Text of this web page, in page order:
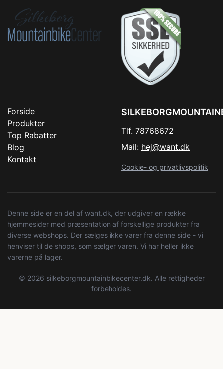
Forside
Produkter
Top Rabatter
Blog
Kontakt
Tlf. 78768672
Mail: hej@want.dk
Cookie- og privatlivspolitik
Denne side er en del af want.dk, der udgiver en række
hjemmesider med præsentation af forskellige produkter fra
diverse webshops. Der sælges ikke varer fra denne side - vi
henviser til de shops, som sælger varen. Vi har heller ikke
varerne på lager.
© 2026 silkeborgmountainbikecenter.dk. Alle rettigheder
forbeholdes.